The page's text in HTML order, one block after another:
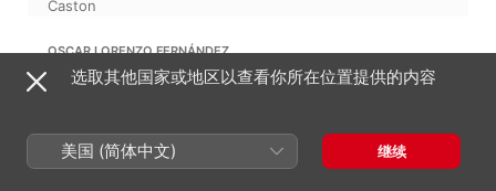
Caston
OSCAR LORENZO FERNÁNDEZ
Malzarte
Caston
选取其他国家或地区以查看你所在位置提供的内容
美国 (简体中文) 继续